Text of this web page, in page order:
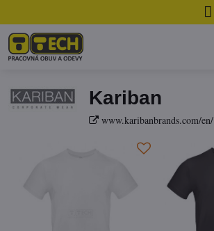
Kariban
www.karibanbrands.com/en/